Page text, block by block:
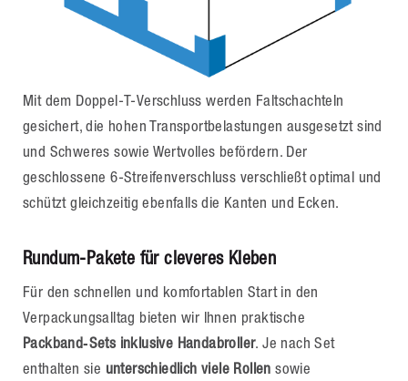
Mit dem Doppel-T-Verschluss werden Faltschachteln
gesichert, die hohen Transportbelastungen ausgesetzt sind
und Schweres sowie Wertvolles befördern. Der
geschlossene 6-Streifenverschluss verschließt optimal und
schützt gleichzeitig ebenfalls die Kanten und Ecken.
Rundum-Pakete für cleveres Kleben
Für den schnellen und komfortablen Start in den
Verpackungsalltag bieten wir Ihnen praktische
Packband‑Sets inklusive Handabroller. Je nach Set
enthalten sie unterschiedlich viele Rollen sowie